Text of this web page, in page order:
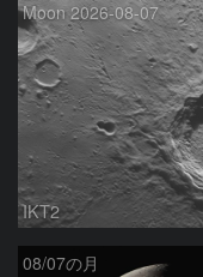
Moon 2026-08-07
IKT2
08/07の月